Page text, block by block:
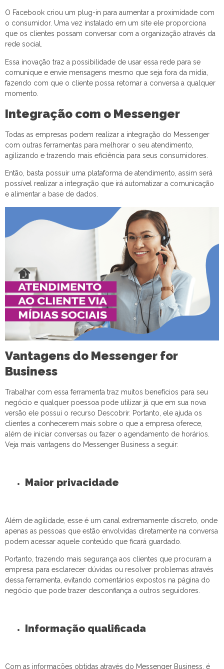
O Facebook criou um plug-in para aumentar a proximidade com
o consumidor. Uma vez instalado em um site ele proporciona
que os clientes possam conversar com a organização através da
rede social.
Essa inovação traz a possibilidade de usar essa rede para se
comunique e envie mensagens mesmo que seja fora da mídia,
fazendo com que o cliente possa retomar a conversa a qualquer
momento.
Integração com o Messenger
Todas as empresas podem realizar a integração do Messenger
com outras ferramentas para melhorar o seu atendimento,
agilizando e trazendo mais eficiência para seus consumidores.
Então, basta possuir uma plataforma de atendimento, assim será
possível realizar a integração que irá automatizar a comunicação
e alimentar a base de dados.
Vantagens do Messenger for
Business
Trabalhar com essa ferramenta traz muitos benefícios para seu
negócio e qualquer poessoa pode utilizar já que em sua nova
versão ele possui o recurso Descobrir. Portanto, ele ajuda os
clientes a conhecerem mais sobre o que a empresa oferece,
além de iniciar conversas ou fazer o agendamento de horários.
Veja mais vantagens do Messenger Business a seguir:
Maior privacidade
Além de agilidade, esse é um canal extremamente discreto, onde
apenas as pessoas que estão envolvidas diretamente na conversa
podem acessar aquele conteúdo que ficará guardado.
Portanto, trazendo mais segurança aos clientes que procuram a
empresa para esclarecer dúvidas ou resolver problemas através
dessa ferramenta, evitando comentários expostos na página do
negócio que pode trazer desconfiança a outros seguidores.
Informação qualificada
Com as informações obtidas através do Messenger Business, é